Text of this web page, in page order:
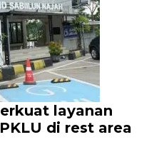
layanan
di rest area